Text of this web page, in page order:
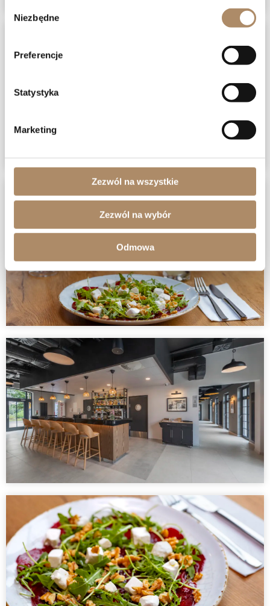
zgody
Niezbędne
Preferencje
Statystyka
Marketing
Zezwól na wszystkie
Zezwól na wybór
Odmowa